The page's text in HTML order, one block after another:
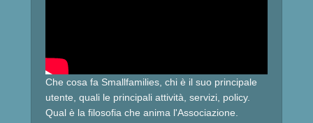
Che cosa fa Smallfamilies, chi è il suo principale
utente, quali le principali attività, servizi, policy.
Qual è la filosofia che anima l'Associazione.